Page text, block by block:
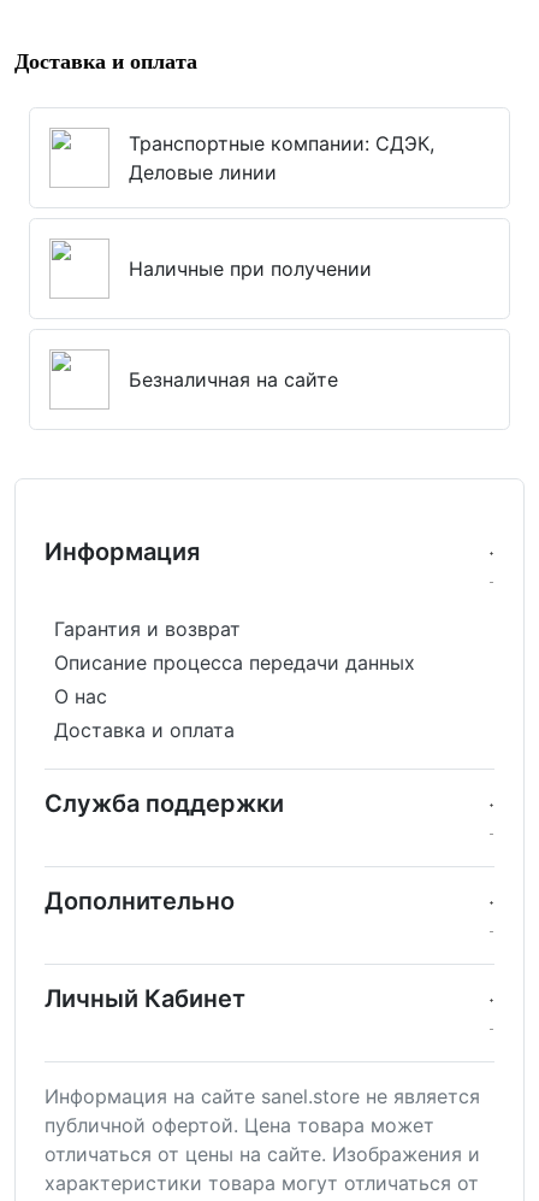
Доставка и оплата
Транспортные компании: СДЭК,
Деловые линии
Наличные при получении
Безналичная на сайте
Информация
Гарантия и возврат
Описание процесса передачи данных
О нас
Доставка и оплата
Служба поддержки
Дополнительно
Личный Кабинет
Информация на сайте sanel.store не является
публичной офертой. Цена товара может
отличаться от цены на сайте. Изображения и
характеристики товара могут отличаться от